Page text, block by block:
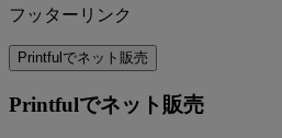
フッターリンク
Printfulでネット販売
Printfulでネット販売